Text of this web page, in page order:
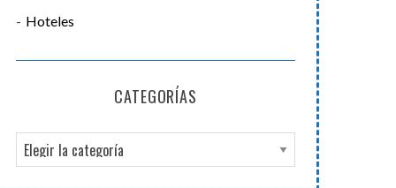
Hoteles
CATEGORÍAS
a